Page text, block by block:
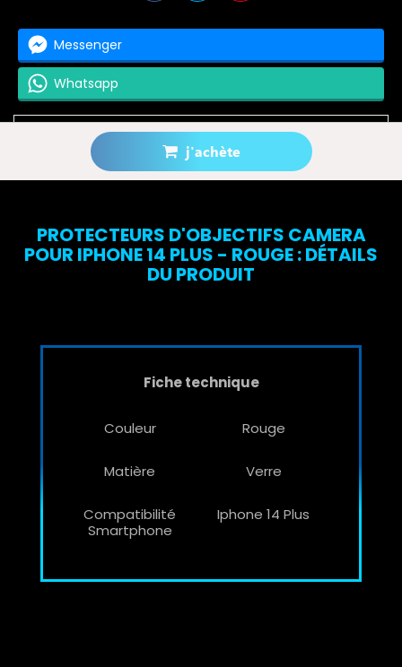
j'achète
Messenger
Whatsapp
Prévenez-moi lorsque le produit est disponible
PROTECTEURS D'OBJECTIFS CAMERA
POUR IPHONE 14 PLUS - ROUGE : DÉTAILS
DU PRODUIT
Fiche technique
Couleur Rouge
Matière Verre
Compatibilité
Smartphone
Iphone 14 Plus